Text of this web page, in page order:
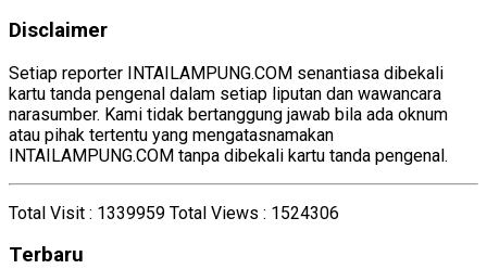
Disclaimer
Setiap reporter INTAILAMPUNG.COM senantiasa dibekali
kartu tanda pengenal dalam setiap liputan dan wawancara
narasumber. Kami tidak bertanggung jawab bila ada oknum
atau pihak tertentu yang mengatasnamakan
INTAILAMPUNG.COM tanpa dibekali kartu tanda pengenal.
Total Visit : 1339959 Total Views : 1524306
Terbaru